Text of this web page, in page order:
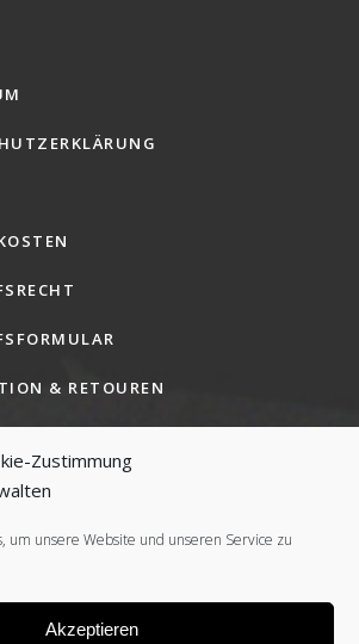
Zustimmung
um unsere Website und unseren Service zu
Akzeptieren
& RETOUREN
(EU)